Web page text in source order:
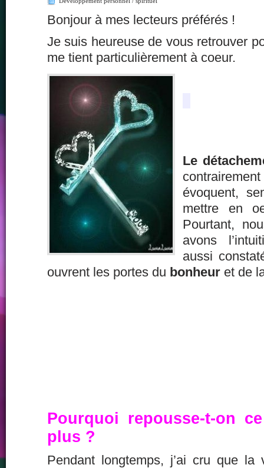
Bonjour à mes lecteurs préférés !
Je suis heureuse de vous retrouver
me tient particulièrement à coeur.
Le
évoquent,
mettre en
Pourtant,
avons
aussi
ouvrent les portes du bonheur et de
Pourquoi repousse-t-on
plus ?
Pendant longtemps, j’ai cru que la